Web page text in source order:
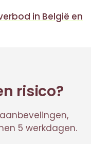
in België en
risico?
5 werkdagen.